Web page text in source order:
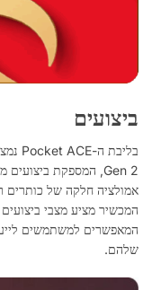
ביצועים
אמולציה חלקה של כותרים
המכשיר מציע מצבי
המאפשרים למשתמשים
שלהם.